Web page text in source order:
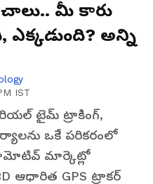
చాలు.. మీ కారు
ఎక్క‌డుంది? అన్ని
IST
రియల్ టైమ్ ట్రాకింగ్,
ఒకే పరికరంలో
మార్కెట్లో
ఆధారిత GPS ట్రాకర్